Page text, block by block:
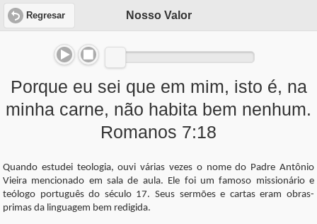
Regresar Nosso Valor
Porque eu sei que em mim, isto é, na
minha carne, não habita bem nenhum.
Romanos 7:18
Quando estudei teologia, ouvi várias vezes o nome do Padre Antônio
Vieira mencionado em sala de aula. Ele foi um famoso missionário e
teólogo português do século 17. Seus sermões e cartas eram obras-
primas da linguagem bem redigida.